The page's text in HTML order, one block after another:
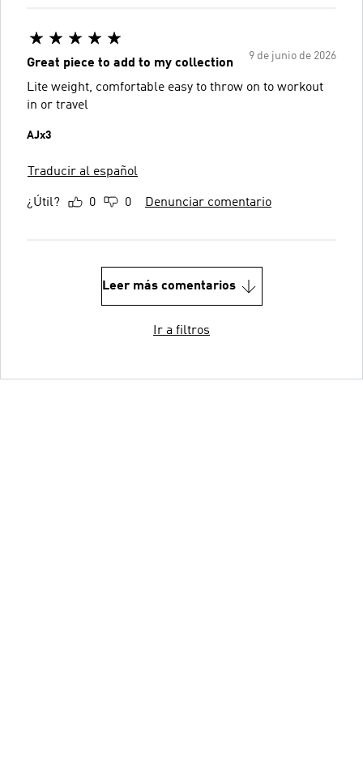
9 de junio de 2026
Great piece to add to my collection
Lite weight, comfortable easy to throw on to workout
in or travel
AJx3
Traducir al español
¿Útil? 0 0 Denunciar comentario
Leer más comentarios
Ir a filtros